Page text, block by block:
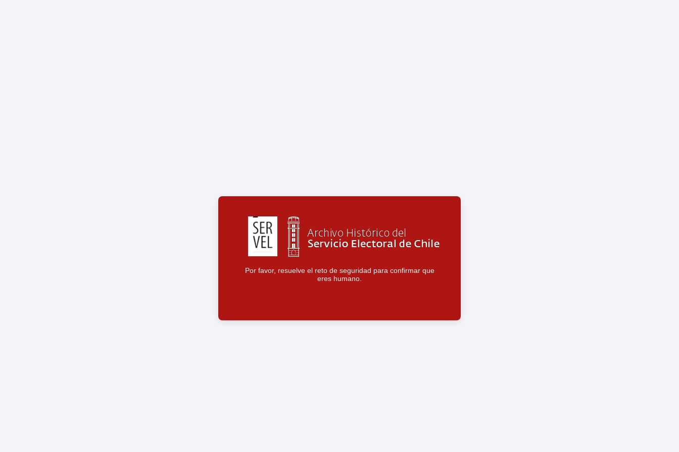
Por favor, resuelve el reto de seguridad para confirmar que
eres humano.